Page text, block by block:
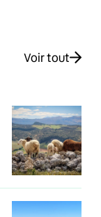
Voir tout